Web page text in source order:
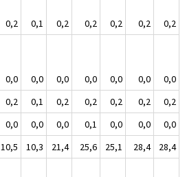
0,2 0,1 0,2 0,2 0,2 0,2
0,2
0,0 0,0 0,0 0,0 0,0 0,0
0,0
0,2 0,1 0,2 0,2 0,2 0,2
0,2
0,0 0,0 0,0 0,1 0,0 0,0
0,0
10,5 10,3 21,4 25,6 25,1 28,4
28,4